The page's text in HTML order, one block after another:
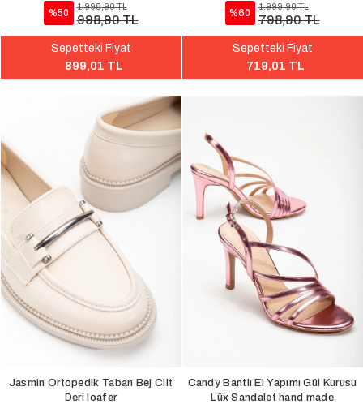
%50
1.998,90 TL
998,90 TL
Sepetteki Fiyat
899,01 TL
%60
1.999,90 TL
798,90 TL
Sepetteki Fiyat
719,01 TL
Jasmin Ortopedik Taban Bej Cilt
Deri loafer
Candy Bantlı El Yapımı Gül Kurusu
Lüx Sandalet hand made